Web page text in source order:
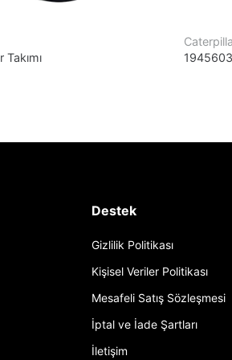
Destek
Gizlilik Politikası
Kişisel Veriler Politikası
Mesafeli Satış Sözleşmesi
İptal ve İade Şartları
İletişim